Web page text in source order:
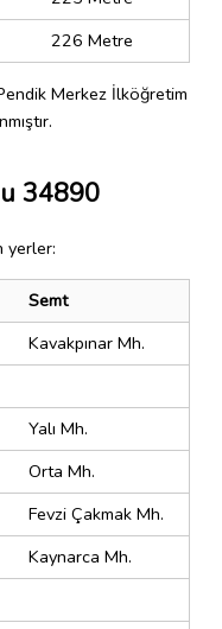
226 Metre
Merkez İlköğretim
34890
yerler:
Semt
Kavakpınar Mh.
Yalı Mh.
Orta Mh.
Fevzi Çakmak Mh.
Kaynarca Mh.